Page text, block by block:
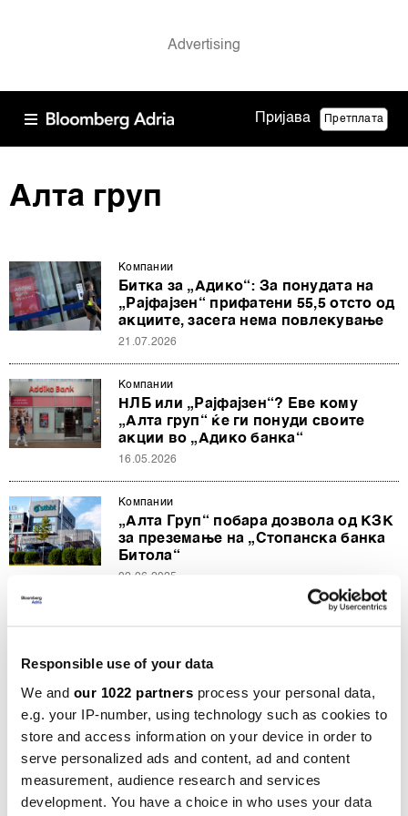
Responsible use of your data
We and our 1022 partners process your personal data,
e.g. your IP-number, using technology such as cookies to
store and access information on your device in order to
serve personalized ads and content, ad and content
measurement, audience research and services
development. You have a choice in who uses your data
Пријава Претплата
Алта груп
Компании
Битка за „Адико“: За понудата на
„Рајфајзен“ прифатени 55,5 отсто од
акциите, засега нема повлекување
21.07.2026
Компании
НЛБ или „Рајфајзен“? Еве кому
„Алта груп“ ќе ги понуди своите
акции во „Адико банка“
16.05.2026
Компании
„Алта Груп“ побара дозвола од КЗК
за преземање на „Стопанска банка
Битола“
02.06.2025
Битола“: Ќе има ли нов играч во
банкарскиот сектор?
27.05.2025
Компании
Српската „Алта груп“ сака да ја
преземе „Стопанска банка Битола“
21.05.2025